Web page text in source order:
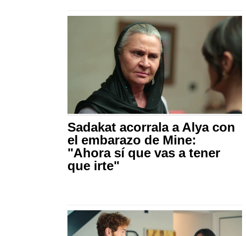
Sadakat acorrala a Alya con
el embarazo de Mine:
"Ahora sí que vas a tener
que irte"